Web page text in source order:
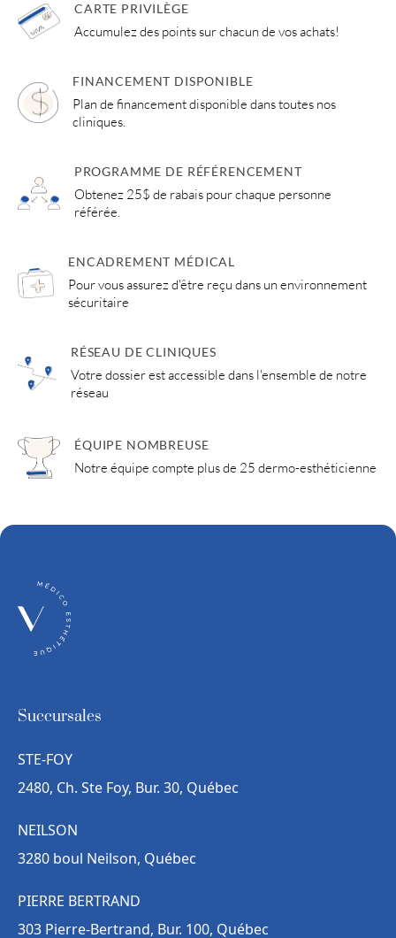
CARTE PRIVILÈGE
Accumulez des points sur chacun de vos achats!
FINANCEMENT DISPONIBLE
Plan de financement disponible dans toutes nos
cliniques.
PROGRAMME DE RÉFÉRENCEMENT
Obtenez 25$ de rabais pour chaque personne
référée.
ENCADREMENT MÉDICAL
Pour vous assurez d'être reçu dans un environnement
sécuritaire
RÉSEAU DE CLINIQUES
Votre dossier est accessible dans l'ensemble de notre
réseau
ÉQUIPE NOMBREUSE
Notre équipe compte plus de 25 dermo-esthéticienne
Succursales
STE-FOY
2480, Ch. Ste Foy, Bur. 30, Québec
NEILSON
3280 boul Neilson, Québec
PIERRE BERTRAND
303 Pierre-Bertrand, Bur. 100, Québec